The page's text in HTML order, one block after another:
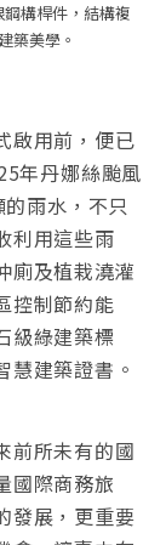
構桿件，結構複
築美學。
啟用前，便已
年丹娜絲颱風
雨水，不只
利用這些雨
廁及植栽澆灌
控制節約能
級綠建築標
慧建築證書。
前所未有的國
國際商務旅
發展，更重要